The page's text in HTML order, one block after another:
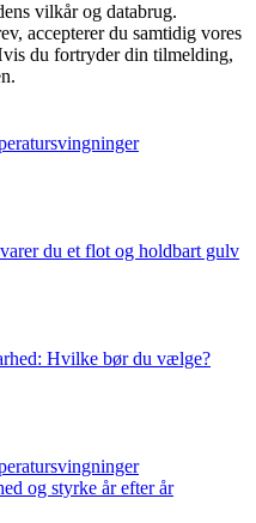
vilkår og databrug.
accepterer du samtidig vores
du fortryder din tilmelding,
du et flot og holdbart gulv
Hvilke bør du vælge?
og styrke år efter år